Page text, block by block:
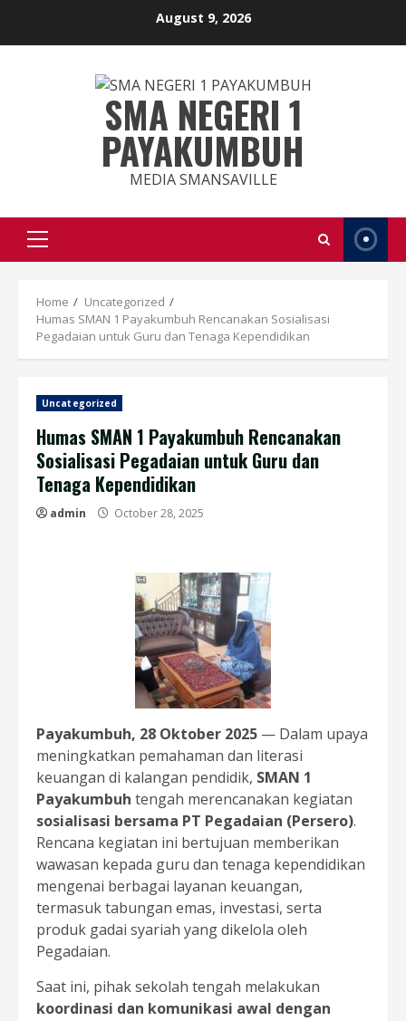
August 9, 2026
SMA NEGERI 1
PAYAKUMBUH
MEDIA SMANSAVILLE
Primary
Menu
Home
Uncategorized
Humas SMAN 1 Payakumbuh Rencanakan Sosialisasi
Pegadaian untuk Guru dan Tenaga Kependidikan
Uncategorized
Humas SMAN 1 Payakumbuh Rencanakan
Sosialisasi Pegadaian untuk Guru dan
Tenaga Kependidikan
admin October 28, 2025
Payakumbuh, 28 Oktober 2025 — Dalam upaya
meningkatkan pemahaman dan literasi
keuangan di kalangan pendidik, SMAN 1
Payakumbuh tengah merencanakan kegiatan
sosialisasi bersama PT Pegadaian (Persero).
Rencana kegiatan ini bertujuan memberikan
wawasan kepada guru dan tenaga kependidikan
mengenai berbagai layanan keuangan,
termasuk tabungan emas, investasi, serta
produk gadai syariah yang dikelola oleh
Pegadaian.
Saat ini, pihak sekolah tengah melakukan
koordinasi dan komunikasi awal dengan